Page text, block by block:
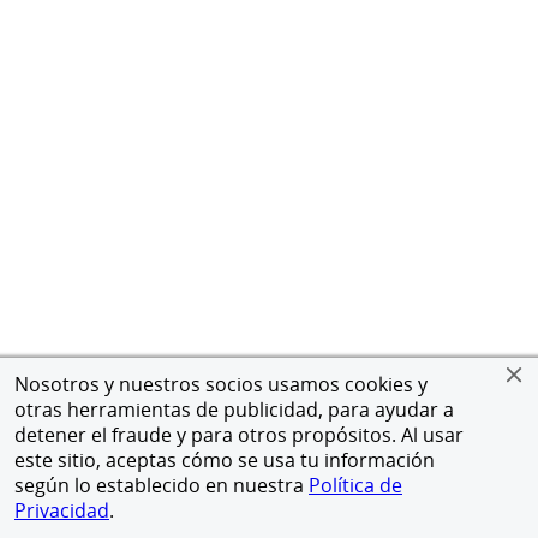
Nosotros y nuestros socios usamos cookies y
otras herramientas de publicidad, para ayudar a
detener el fraude y para otros propósitos. Al usar
este sitio, aceptas cómo se usa tu información
según lo establecido en nuestra Política de
Privacidad.